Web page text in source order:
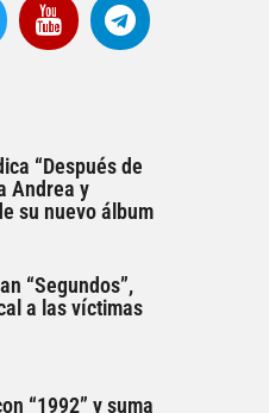
“Después de
Andrea y
su nuevo álbum
“Segundos”,
a las víctimas
“1992” y suma